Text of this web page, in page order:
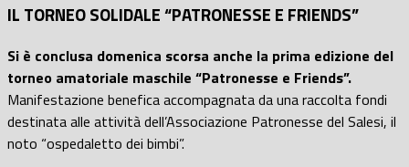
IL TORNEO SOLIDALE “PATRONESSE E FRIENDS”
Si è conclusa domenica scorsa anche la prima edizione del
torneo amatoriale maschile “Patronesse e Friends”.
Manifestazione benefica accompagnata da una raccolta fondi
destinata alle attività dell’Associazione Patronesse del Salesi, il
noto “ospedaletto dei bimbi”.